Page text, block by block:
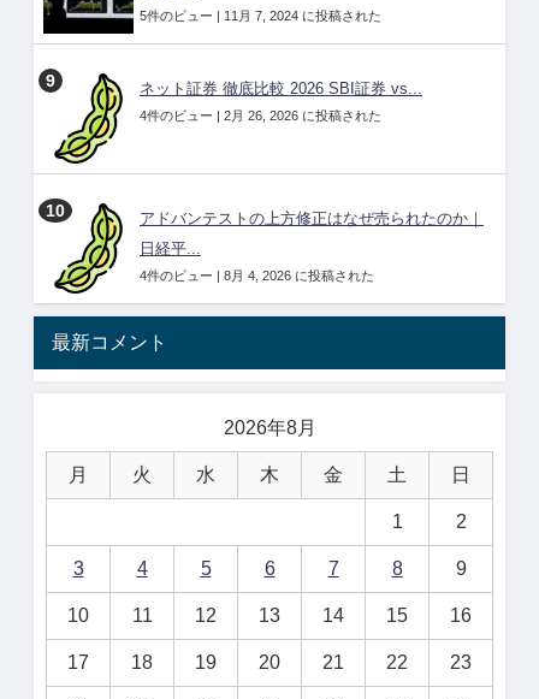
5件のビュー | 11月 7, 2024 に投稿された
ネット証券 徹底比較 2026 SBI証券 vs...
4件のビュー | 2月 26, 2026 に投稿された
アドバンテストの上方修正はなぜ売られたのか｜
日経平...
4件のビュー | 8月 4, 2026 に投稿された
最新コメント
2026年8月
月 火 水 木 金 土 日
1 2
3 4 5 6 7 8 9
10 11 12 13 14 15 16
17 18 19 20 21 22 23